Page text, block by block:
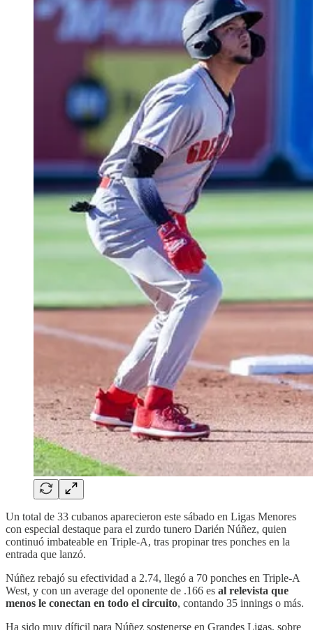
Un total de 33 cubanos aparecieron este sábado en Ligas Menores
con especial destaque para el zurdo tunero Darién Núñez, quien
continuó imbateable en Triple-A, tras propinar tres ponches en la
entrada que lanzó.
Núñez rebajó su efectividad a 2.74, llegó a 70 ponches en Triple-A
West, y con un average del oponente de .166 es al relevista que
menos le conectan en todo el circuito, contando 35 innings o más.
Ha sido muy díficil para Núñez sostenerse en Grandes Ligas, sobre